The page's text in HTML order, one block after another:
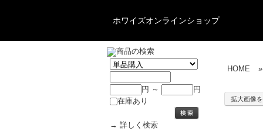
ホワイズオンラインショップ
円 ～
円
在庫あり
→ 詳しく検索
HOME »
拡大画像